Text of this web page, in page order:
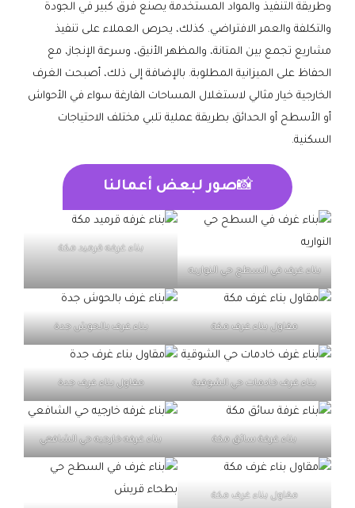
وطريقة التنفيذ والمواد المستخدمة يصنع فرق كبير في الجودة
والتكلفة والعمر الافتراضي. كذلك، يحرص العملاء على تنفيذ
مشاريع تجمع بين المتانة، والمظهر الأنيق، وسرعة الإنجاز، مع
الحفاظ على الميزانية المطلوبة. بالإضافة إلى ذلك، أصبحت الغرف
الخارجية خيار مثالي لاستغلال المساحات الفارغة سواء في الأحواش
أو الأسطح أو الحدائق بطريقة عملية تلبي مختلف الاحتياجات
السكنية.
📸صور لبعض أعمالنا
بناء غرف في السطح حي النواريه
بناء غرفه قرميد مكة
مقاول بناء غرف مكة بناء غرف بالحوش جدة
بناء غرف خادمات حي الشوقية مقاول بناء غرف جدة
بناء غرفة سائق مكة بناء غرفه خارجيه حي الشافعي
مقاول بناء غرف مكة